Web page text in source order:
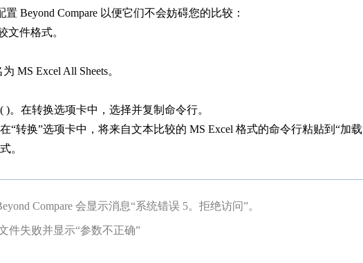
Beyond Compare 以便它们不会妨碍您的比较：
文件格式。
MS Excel All Sheets。
)。在转换选项卡中，选择并复制命令行。
“转换”选项卡中，将来自文本比较的 MS Excel 格式的命令行粘贴到“加载
。
Compare 会显示消息“系统错误 5。拒绝访问”。
件失败并显示“参数不正确”